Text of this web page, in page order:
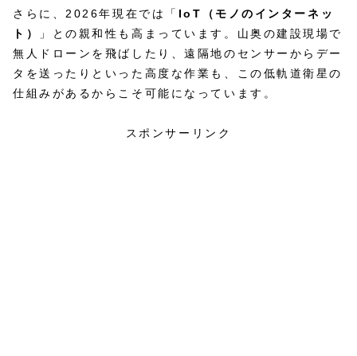
さらに、2026年現在では「 IoT（モノのインターネッ
ト）
」との親和性も高まっています。山奥の建設現場で
無人ドローンを飛ばしたり、遠隔地のセンサーからデー
タを送ったりといった高度な作業も、この低軌道衛星の
仕組みがあるからこそ可能になっています。
スポンサーリンク